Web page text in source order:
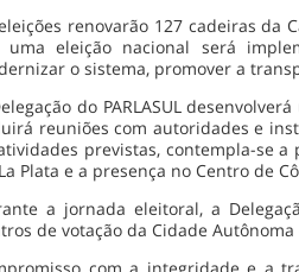
renovarão 127 cadeiras da
uma eleição nacional será
o sistema, promover a
do PARLASUL
reuniões com autoridades e
previstas, contempla-se
Plata e a presença no Centro de
a jornada eleitoral, a
de votação da Cidade
com a integridade e